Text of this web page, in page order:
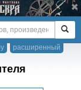
расширенный